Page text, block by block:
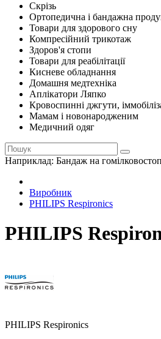
Скрізь
Ортопедична і бандажна
Товари для здорового сну
Компресійний трикотаж
Здоров'я стопи
Товари для реабілітації
Кисневе обладнання
Домашня медтехніка
Аплікатори Ляпко
Кровоспинні джгути,
Мамам і новонародженим
Медичний одяг
Наприклад: Бандаж на
Виробник
PHILIPS Respironics
PHILIPS
PHILIPS Respironics